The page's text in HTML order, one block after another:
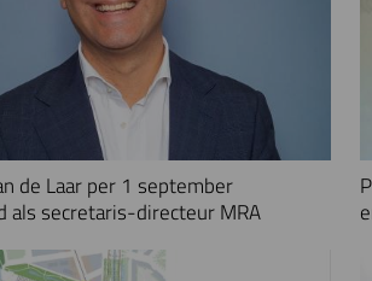
de Laar per 1 september
als secretaris-directeur MRA